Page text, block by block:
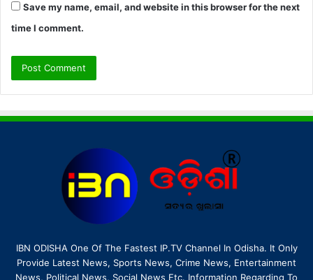
Save my name, email, and website in this browser for the next
time I comment.
IBN ODISHA One Of The Fastest IP.TV Channel In Odisha. It Only
Provide Latest News, Sports News, Crime News, Entertainment
News, Political News, Social News Etc. Information Regarding To